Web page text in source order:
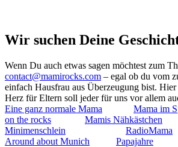
Wir suchen Deine
Wenn Du auch etwas sagen möchtest zum
contact@mamirocks.com – egal ob du vom
einfach Hausfrau aus Überzeugung bist.
Herz für Eltern soll jeder für uns vor allem
Eine ganz normale Mama
Mama im
on the rocks
Mamis Nähkästchen
Minimenschlein
RadioMama
Around about Munich
Papajahre